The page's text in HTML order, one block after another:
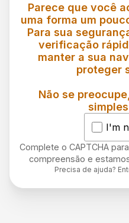
Parece que você
uma forma um
Para sua
verificação
manter a sua
proteger
Não se
I'm
Complete o CAPTCHA
compreensão e
Precisa de ajuda?